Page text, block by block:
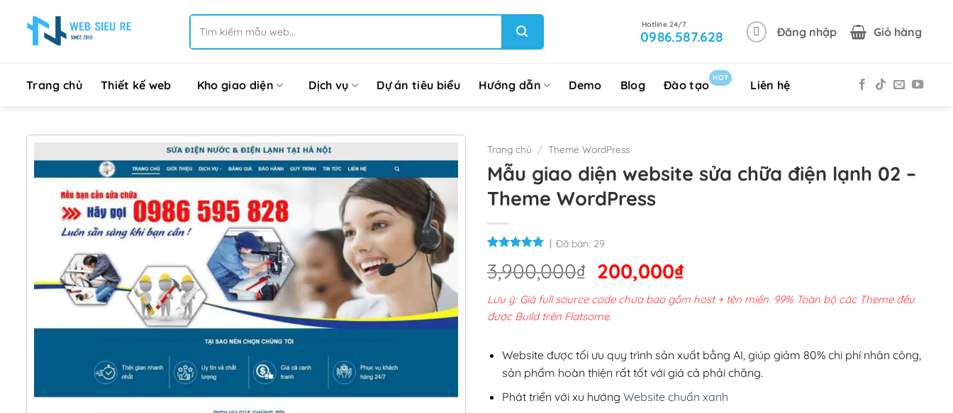
kiếm:
0986.587.628 Đăng nhập Giỏ hàng
Trang chủ Thiết kế web Kho giao diện Dịch vụ Dự án tiêu biểu Hướng dẫn Demo Blog Đào tạo
HOT
Liên hệ
Trang chủ / Theme WordPress
Mẫu giao diện website sửa chữa điện lạnh 02 –
Theme WordPress
Đã bán: 29
3,900,000₫ Giá
gốc
là:
200,000₫Giá
hiện
tại
200,000₫.
Lưu ý: Giá full source code chưa bao gồm host + tên miền. 99% Toàn bộ các Theme đều
được Build trên Flatsome.
Website được tối ưu quy trình sản xuất bằng AI, giúp giảm 80% chi phí nhân công,
sản phẩm hoàn thiện rất tốt với giá cả phải chăng.
Phát triển với xu hướng Website chuẩn xanh